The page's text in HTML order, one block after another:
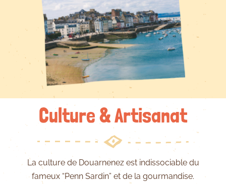
Culture & Artisanat
La culture de Douarnenez est indissociable du
fameux “Penn Sardin” et de la gourmandise.